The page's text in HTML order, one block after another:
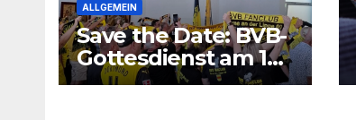
ALLGEMEIN
Save the Date: BVB-
Gottesdienst am 16.
August 2026